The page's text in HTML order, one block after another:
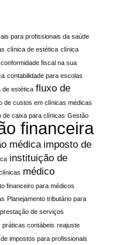
para profissionais da saúde
clínica de estética clínica
conformidade fiscal na sua
contabilidade para escolas
de estética fluxo de
de custos em clínicas médicas
de caixa para clínicas Gestão
financeira
médica imposto de
instituição de
médico
financeiro para médicos
Planejamento tributário para
prestação de serviços
práticas contábeis reajuste
impostos para profissionais